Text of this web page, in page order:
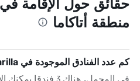
منطقة أتاكاما
كم عدد الفنادق الموجودة في Tierra Amarilla؟